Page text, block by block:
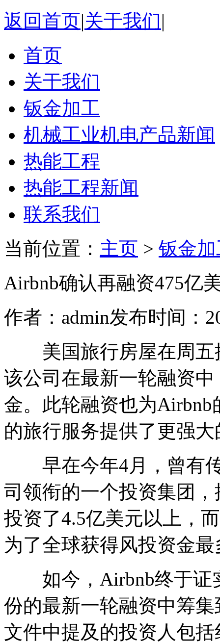
返回首页|关于我们|
首页
关于我们
钣金加工
机械工业机电产品新闻
热能工程
热能工程新闻
联系我们
当前位置： 主页 > 钣金
Airbnb确认再融资475亿
作者：admin发布时间：
美国旅行房屋在周五
该公司在最新一轮融资
金。此轮融资也为
的旅行服务提供了更强
早在今年4月，曾有传
司领衔的一个投资集团
投资了4.5亿美元以上，
为了全球获得风投资金
如今，Airbnb终于证
份的最新一轮融资中筹
文件中提及的投资人包括